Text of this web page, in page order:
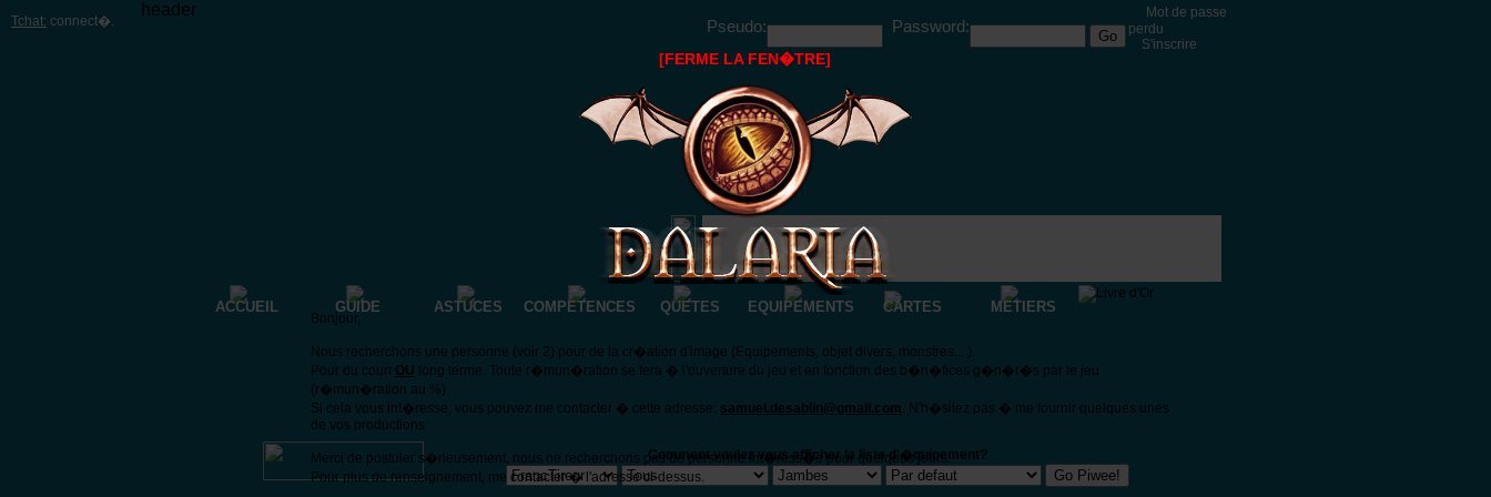
Tchat: connect�.
header
Pseudo:
Password:
Mot de passe
perdu
S'inscrire
ACCUEIL GUIDE ASTUCES COMPETENCES QUETES EQUIPEMENTS CARTES METIERS
Comment voulez vous afficher la liste d'�quipement?
[FERME LA FEN�TRE]
Bonjour,
Nous recherchons une personne (voir 2) pour de la cr�ation d'image (Equipements, objet divers, monstres... ).
Pour du court OU long terme. Toute r�mun�ration se fera � l'ouverture du jeu et en fonction des b�n�fices g�n�r�s par le jeu
(r�mun�ration au %)
Si cela vous int�resse, vous pouvez me contacter � cette adresse: samuel.desablin@gmail.com. N'h�sitez pas � me fournir quelques unes
de vos productions
Merci de postuler s�rieusement, nous ne recherchons pas de personne int�ress�e pour quelques jours.
Pour plus de renseignement, me contacter � l'adresse ci-dessus.